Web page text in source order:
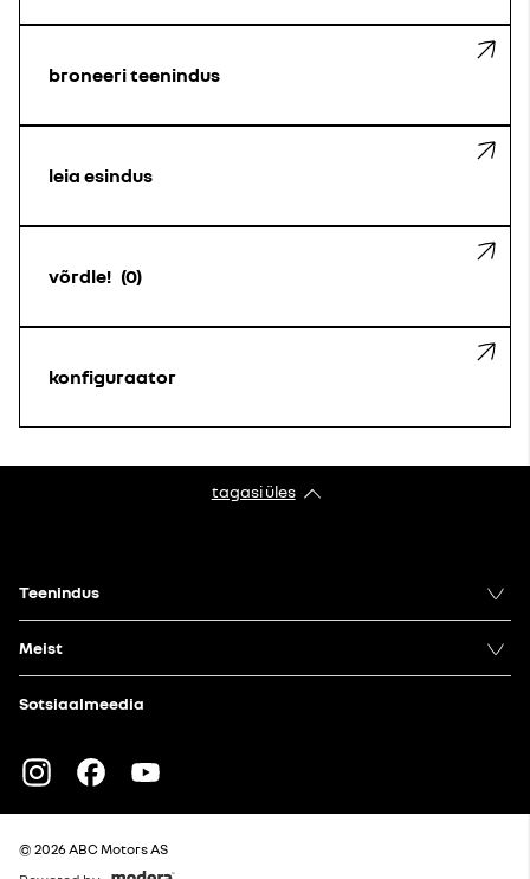
broneeri teenindus
leia esindus
võrdle! 0
konfiguraator
tagasi üles
Teenindus
Meist
Sotsiaalmeedia
Instagram
Facebook
© 2026 ABC Motors AS